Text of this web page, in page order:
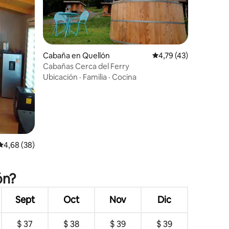
promedio: 4,68 de 5. 38 evaluaciones
4,68 (38)
Cabaña en Quellón Calificación
4,79 (43)
Cabañas Cerca del Ferry
Ubicación · Familia · Cocina
Sept Oct Nov Dic
$ 37
$ 38
$ 39
$ 39